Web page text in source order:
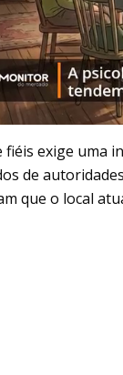
fiéis exige uma
de
que o local